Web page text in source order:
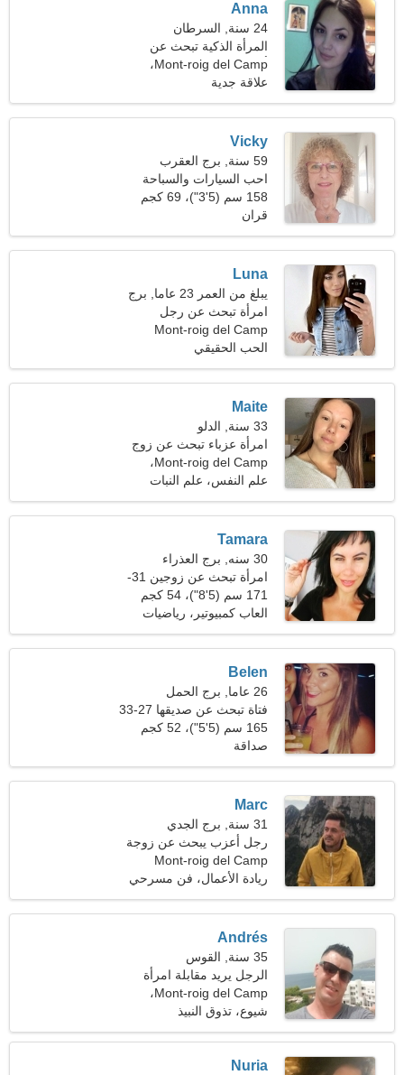
Anna
24 سنة, السرطان
المرأة الذكية تبحث عن
أصدقاء
Mont-roig del Camp،
إسبانيا
علاقة جدية
Vicky
59 سنة, برج العقرب
احب السيارات والسباحة
158 سم (5'3")، 69 كجم
(152 رطلا)
قران
Luna
يبلغ من العمر 23 عاما, برج
الحوت
امرأة تبحث عن رجل
Mont-roig del Camp
الحب الحقيقي
Maite
33 سنة, الدلو
امرأة عزباء تبحث عن زوج
Mont-roig del Camp،
إسبانيا
علم النفس، علم النبات
Tamara
30 سنه, برج العذراء
امرأة تبحث عن زوجين 31-
39
171 سم (5'8")، 54 كجم
(119 رطلا)
العاب كمبيوتير، رياضيات
Belen
26 عاما, برج الحمل
فتاة تبحث عن صديقها 27-33
165 سم (5'5")، 52 كجم
(114 رطلا)
صداقة
Marc
31 سنة, برج الجدي
رجل أعزب يبحث عن زوجة
23-29
Mont-roig del Camp
ريادة الأعمال، فن مسرحي
Andrés
35 سنة, القوس
الرجل يريد مقابلة امرأة
Mont-roig del Camp،
إسبانيا
شيوع، تذوق النبيذ
Nuria